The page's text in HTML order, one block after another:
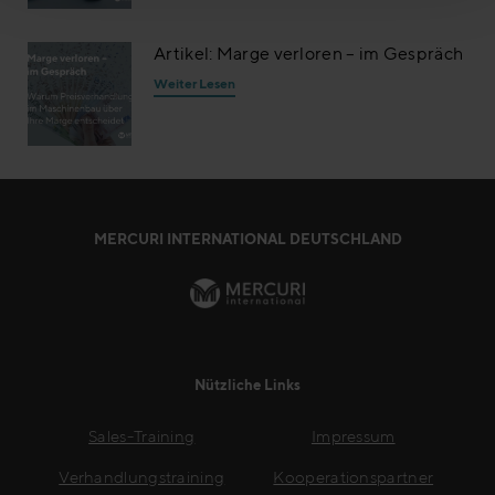
Artikel: Marge verloren – im Gespräch
Weiter Lesen
MERCURI INTERNATIONAL DEUTSCHLAND
Nützliche Links
Sales-Training
Verhandlungstraining
Impressum
Kooperationspartner